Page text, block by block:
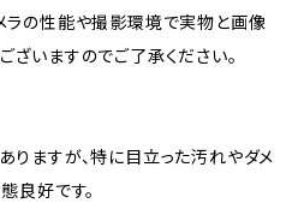
の性能や撮影環境で実物と画像
いますのでご了承ください。
ますが、特に目立った汚れやダメ
良好です。